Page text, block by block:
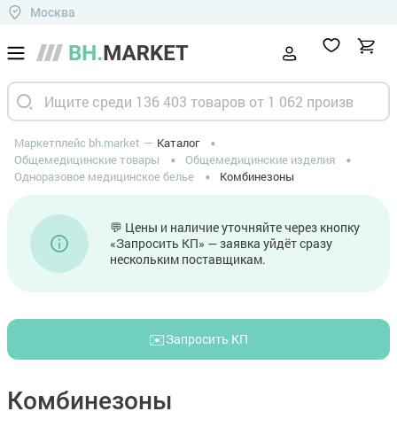
Москва
Маркетплейс bh.market
Каталог
Общемедицинские товары
Общемедицинские изделия
Одноразовое медицинское белье
Комбинезоны
💬 Цены и наличие уточняйте через кнопку
«Запросить КП» — заявка уйдёт сразу
нескольким поставщикам.
✉️Запросить КП
Комбинезоны